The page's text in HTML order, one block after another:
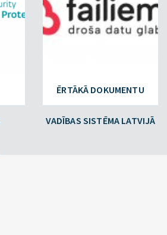
ĒRTĀKĀ DOKUMENTU
VADĪBAS SISTĒMA LATVIJĀ